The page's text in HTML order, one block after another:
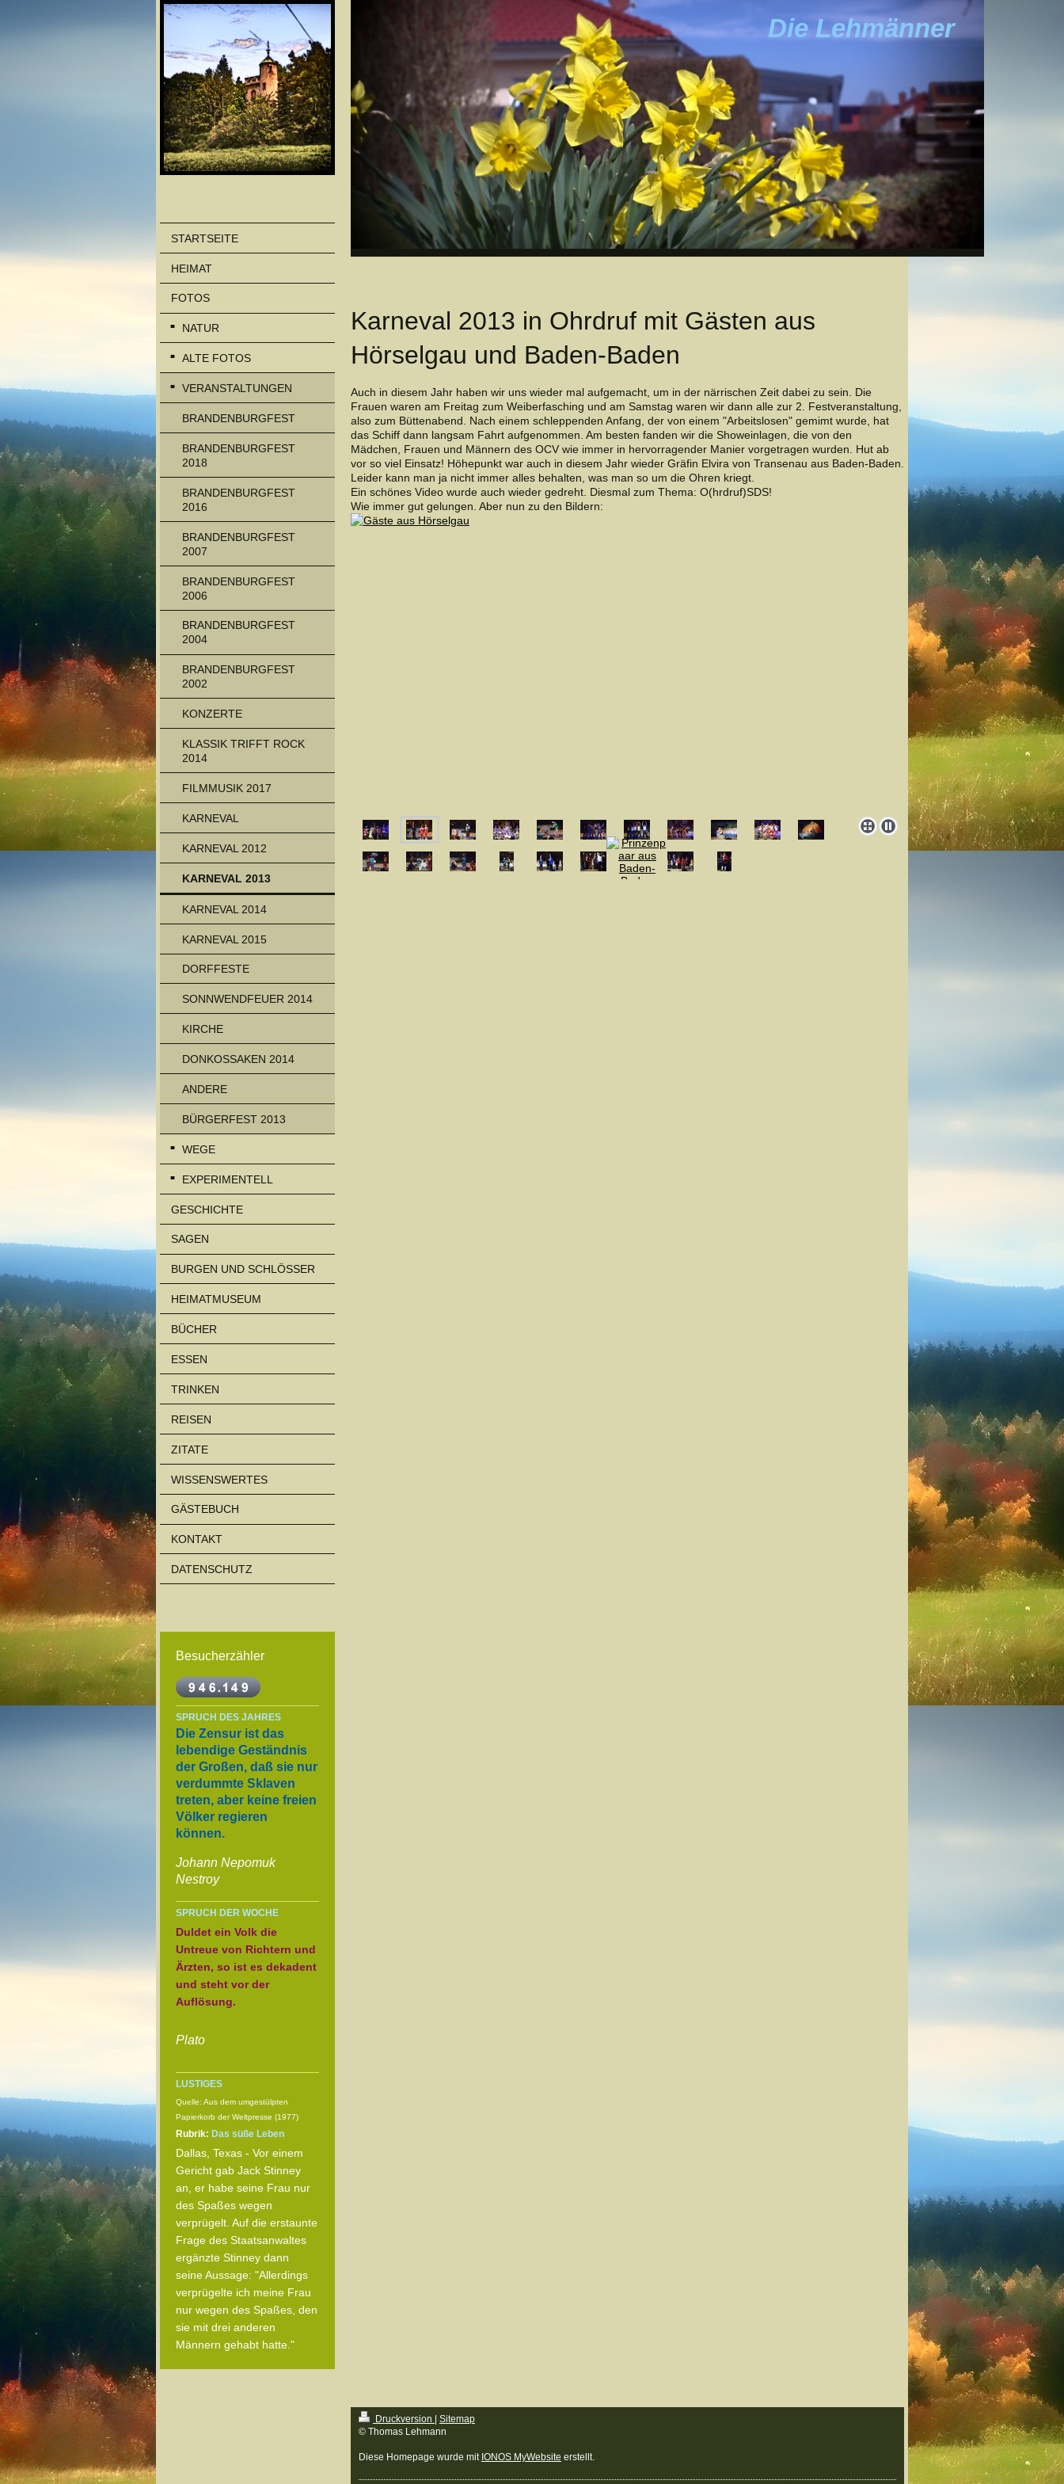
STARTSEITE
HEIMAT
FOTOS
NATUR
ALTE FOTOS
VERANSTALTUNGEN
BRANDENBURGFEST
BRANDENBURGFEST
2018
BRANDENBURGFEST
2016
BRANDENBURGFEST
2007
BRANDENBURGFEST
2006
BRANDENBURGFEST
2004
BRANDENBURGFEST
2002
KONZERTE
KLASSIK TRIFFT ROCK
2014
FILMMUSIK 2017
KARNEVAL
KARNEVAL 2012
KARNEVAL 2013
KARNEVAL 2014
KARNEVAL 2015
DORFFESTE
SONNWENDFEUER 2014
KIRCHE
DONKOSSAKEN 2014
ANDERE
BÜRGERFEST 2013
WEGE
EXPERIMENTELL
GESCHICHTE
SAGEN
BURGEN UND SCHLÖSSER
HEIMATMUSEUM
BÜCHER
ESSEN
TRINKEN
REISEN
ZITATE
WISSENSWERTES
GÄSTEBUCH
KONTAKT
DATENSCHUTZ
Besucherzähler
SPRUCH DES JAHRES
Die Zensur ist das
lebendige Geständnis
der Großen, daß sie nur
verdummte Sklaven
treten, aber keine freien
Völker regieren
können.
Johann Nepomuk
Nestroy
SPRUCH DER WOCHE
Duldet ein Volk die
Untreue von Richtern und
Ärzten, so ist es dekadent
und steht vor der
Auflösung.
Plato
LUSTIGES
Quelle: Aus dem umgestülpten
Papierkorb der Weltpresse (1977)
Rubrik: Das süße Leben
Dallas, Texas - Vor einem
Gericht gab Jack Stinney
an, er habe seine Frau nur
des Spaßes wegen
verprügelt. Auf die erstaunte
Frage des Staatsanwaltes
ergänzte Stinney dann
seine Aussage: "Allerdings
verprügelte ich meine Frau
nur wegen des Spaßes, den
sie mit drei anderen
Männern gehabt hatte."
Die Lehmänner
Karneval 2013 in Ohrdruf mit Gästen aus
Hörselgau und Baden-Baden
Auch in diesem Jahr haben wir uns wieder mal aufgemacht, um in der närrischen Zeit dabei zu sein. Die
Frauen waren am Freitag zum Weiberfasching und am Samstag waren wir dann alle zur 2. Festveranstaltung,
also zum Büttenabend. Nach einem schleppenden Anfang, der von einem "Arbeitslosen" gemimt wurde, hat
das Schiff dann langsam Fahrt aufgenommen. Am besten fanden wir die Showeinlagen, die von den
Mädchen, Frauen und Männern des OCV wie immer in hervorragender Manier vorgetragen wurden. Hut ab
vor so viel Einsatz! Höhepunkt war auch in diesem Jahr wieder Gräfin Elvira von Transenau aus Baden-Baden.
Leider kann man ja nicht immer alles behalten, was man so um die Ohren kriegt.
Ein schönes Video wurde auch wieder gedreht. Diesmal zum Thema: O(hrdruf)SDS!
Wie immer gut gelungen. Aber nun zu den Bildern:
Druckversion
Sitemap
© Thomas Lehmann
Diese Homepage wurde mit IONOS MyWebsite erstellt.